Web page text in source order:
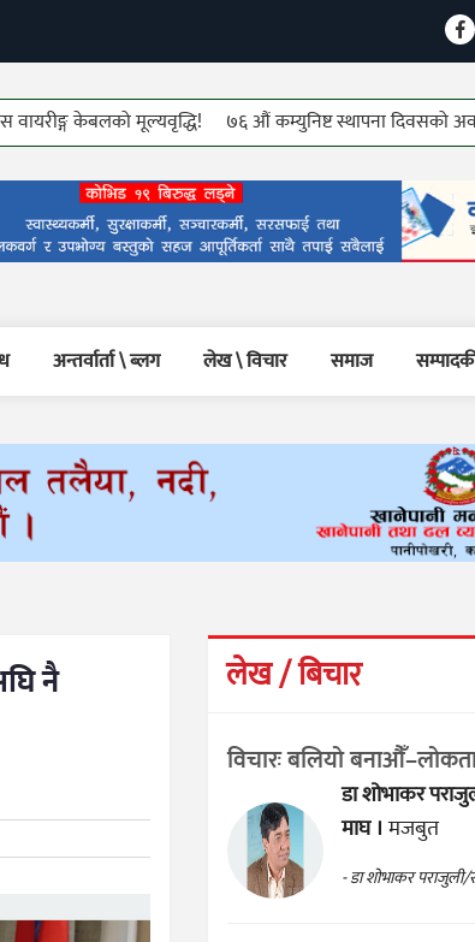
केबलको मूल्यवृद्धि! ७६ औं कम्युनिष्ट स्थापना दिवसको अवसरमा
अन्तर्वार्ता \ ब्लग लेख \ विचार समाज
नै लेख / बिचार
विचारः बलियो
डा शोभाकर
माघ ।मजबुत
- डा शोभाकर